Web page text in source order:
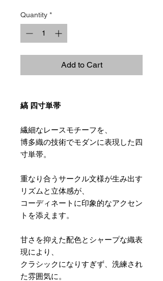
Quantity *
Add to Cart
縞 四寸単帯
繊細なレースモチーフを、
博多織の技術でモダンに表現した四
寸単帯。
重なり合うサークル文様が生み出す
リズムと立体感が、
コーディネートに印象的なアクセン
トを添えます。
甘さを抑えた配色とシャープな織表
現により、
クラシックになりすぎず、洗練され
た雰囲気に。